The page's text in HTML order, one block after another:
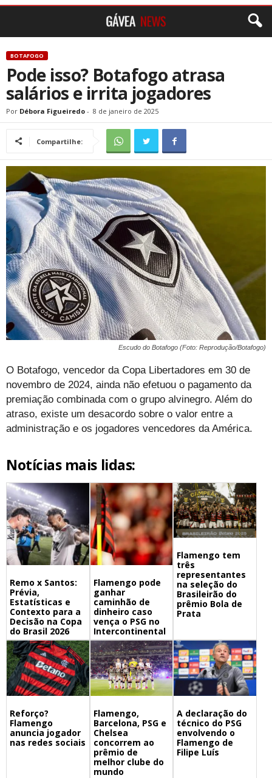
BOTAFOGO
Pode isso? Botafogo atrasa
salários e irrita jogadores
Por Débora Figueiredo - 8 de janeiro de 2025
Compartilhe:
Escudo do Botafogo (Foto: Reprodução/Botafogo)
O Botafogo, vencedor da Copa Libertadores em 30 de
novembro de 2024, ainda não efetuou o pagamento da
premiação combinada com o grupo alvinegro. Além do
atraso, existe um desacordo sobre o valor entre a
administração e os jogadores vencedores da América.
Notícias mais lidas:
Remo x Santos:
Prévia,
Estatísticas e
Contexto para a
Decisão na Copa
do Brasil 2026
Flamengo pode
ganhar
caminhão de
dinheiro caso
vença o PSG no
Intercontinental
Flamengo tem
três
representantes
na seleção do
Brasileirão do
prêmio Bola de
Prata
Reforço?
Flamengo
anuncia jogador
nas redes sociais
Flamengo,
Barcelona, PSG e
Chelsea
concorrem ao
prêmio de
melhor clube do
mundo
A declaração do
técnico do PSG
envolvendo o
Flamengo de
Filipe Luís